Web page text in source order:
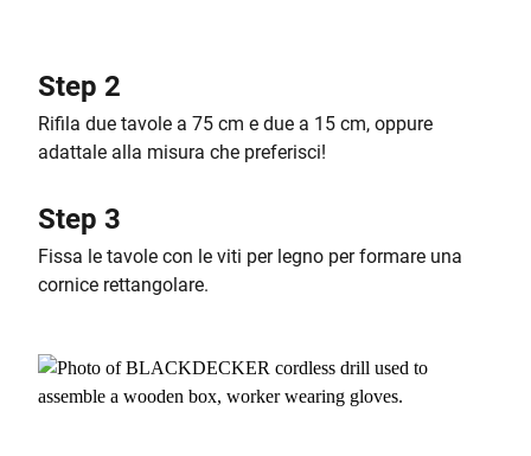
Step 2
Rifila due tavole a 75 cm e due a 15 cm, oppure
adattale alla misura che preferisci!
Step 3
Fissa le tavole con le viti per legno per formare una
cornice rettangolare.